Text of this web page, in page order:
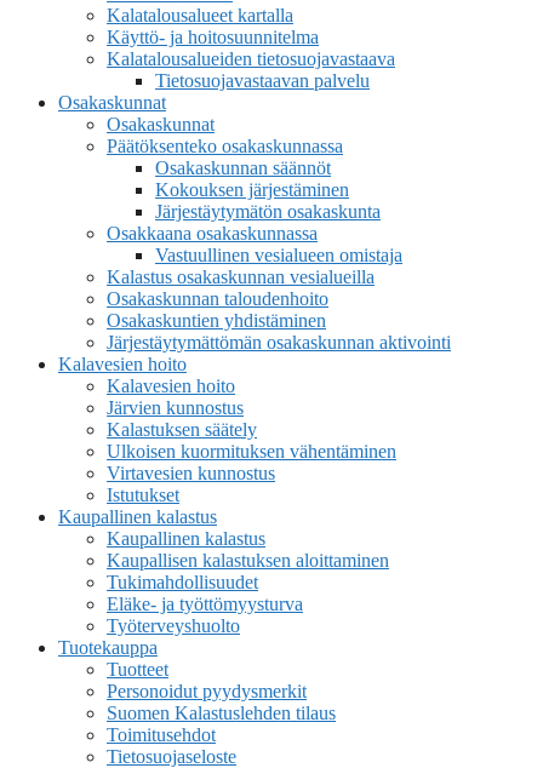
Kalatalousalueet kartalla
Käyttö- ja hoitosuunnitelma
Kalatalousalueiden tietosuojavastaava
Tietosuojavastaavan palvelu
Osakaskunnat
Osakaskunnat
Päätöksenteko osakaskunnassa
Osakaskunnan säännöt
Kokouksen järjestäminen
Järjestäytymätön osakaskunta
Osakkaana osakaskunnassa
Vastuullinen vesialueen omistaja
Kalastus osakaskunnan vesialueilla
Osakaskunnan taloudenhoito
Osakaskuntien yhdistäminen
Järjestäytymättömän osakaskunnan aktivointi
Kalavesien hoito
Kalavesien hoito
Järvien kunnostus
Kalastuksen säätely
Ulkoisen kuormituksen vähentäminen
Virtavesien kunnostus
Istutukset
Kaupallinen kalastus
Kaupallinen kalastus
Kaupallisen kalastuksen aloittaminen
Tukimahdollisuudet
Eläke- ja työttömyysturva
Työterveyshuolto
Tuotekauppa
Tuotteet
Personoidut pyydysmerkit
Suomen Kalastuslehden tilaus
Toimitusehdot
Tietosuojaseloste